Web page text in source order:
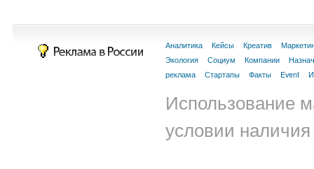
Аналитика Кейсы Креатив
Экология
Социум Компании
реклама
Стартапы Факты Event
Использование
условии